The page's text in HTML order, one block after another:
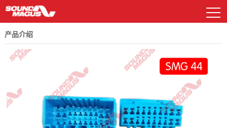
产品介绍
DSP及功放
汽车功放EP系列 GP系列
新E系列 HD系列
喇叭系列 低音炮系列
电源管理器 解码盒
汽车功放 DSP及功放
样车展示 广告图片
资料下载